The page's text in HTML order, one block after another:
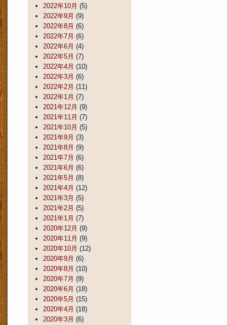
2022年10月 (5)
2022年9月 (9)
2022年8月 (6)
2022年7月 (6)
2022年6月 (4)
2022年5月 (7)
2022年4月 (10)
2022年3月 (6)
2022年2月 (11)
2022年1月 (7)
2021年12月 (9)
2021年11月 (7)
2021年10月 (5)
2021年9月 (3)
2021年8月 (9)
2021年7月 (6)
2021年6月 (6)
2021年5月 (8)
2021年4月 (12)
2021年3月 (5)
2021年2月 (5)
2021年1月 (7)
2020年12月 (9)
2020年11月 (9)
2020年10月 (12)
2020年9月 (6)
2020年8月 (10)
2020年7月 (9)
2020年6月 (18)
2020年5月 (15)
2020年4月 (18)
2020年3月 (6)